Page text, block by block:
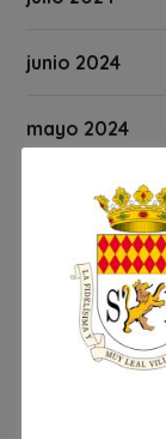
junio 2024
mayo 2024
abril 2024
marzo 2024
febrero 2024